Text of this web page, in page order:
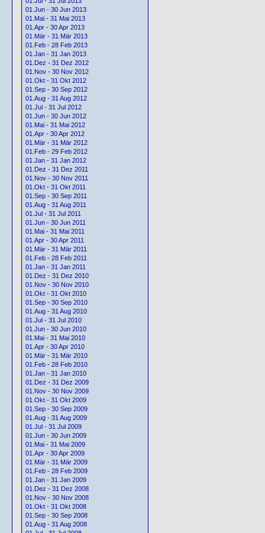
01.Jun - 30 Jun 2013
01.Mai - 31 Mai 2013
01.Apr - 30 Apr 2013
01.Mär - 31 Mär 2013
01.Feb - 28 Feb 2013
01.Jan - 31 Jan 2013
01.Dez - 31 Dez 2012
01.Nov - 30 Nov 2012
01.Okt - 31 Okt 2012
01.Sep - 30 Sep 2012
01.Aug - 31 Aug 2012
01.Jul - 31 Jul 2012
01.Jun - 30 Jun 2012
01.Mai - 31 Mai 2012
01.Apr - 30 Apr 2012
01.Mär - 31 Mär 2012
01.Feb - 29 Feb 2012
01.Jan - 31 Jan 2012
01.Dez - 31 Dez 2011
01.Nov - 30 Nov 2011
01.Okt - 31 Okt 2011
01.Sep - 30 Sep 2011
01.Aug - 31 Aug 2011
01.Jul - 31 Jul 2011
01.Jun - 30 Jun 2011
01.Mai - 31 Mai 2011
01.Apr - 30 Apr 2011
01.Mär - 31 Mär 2011
01.Feb - 28 Feb 2011
01.Jan - 31 Jan 2011
01.Dez - 31 Dez 2010
01.Nov - 30 Nov 2010
01.Okt - 31 Okt 2010
01.Sep - 30 Sep 2010
01.Aug - 31 Aug 2010
01.Jul - 31 Jul 2010
01.Jun - 30 Jun 2010
01.Mai - 31 Mai 2010
01.Apr - 30 Apr 2010
01.Mär - 31 Mär 2010
01.Feb - 28 Feb 2010
01.Jan - 31 Jan 2010
01.Dez - 31 Dez 2009
01.Nov - 30 Nov 2009
01.Okt - 31 Okt 2009
01.Sep - 30 Sep 2009
01.Aug - 31 Aug 2009
01.Jul - 31 Jul 2009
01.Jun - 30 Jun 2009
01.Mai - 31 Mai 2009
01.Apr - 30 Apr 2009
01.Mär - 31 Mär 2009
01.Feb - 28 Feb 2009
01.Jan - 31 Jan 2009
01.Dez - 31 Dez 2008
01.Nov - 30 Nov 2008
01.Okt - 31 Okt 2008
01.Sep - 30 Sep 2008
01.Aug - 31 Aug 2008